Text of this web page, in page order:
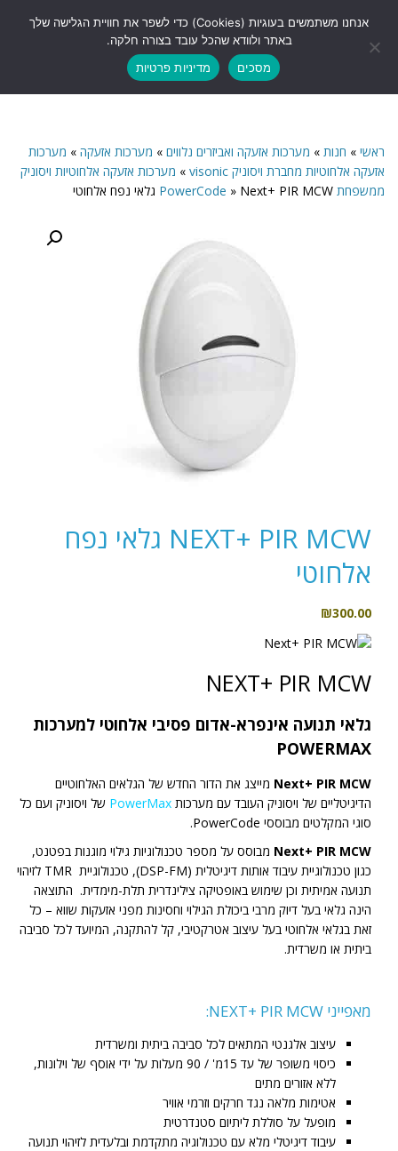
תפריט
ראשי » חנות » מערכות אזעקה ואביזרים נלווים » מערכות אזעקה » מערכות
אזעקה אלחוטיות מחברת ויסוניק visonic
» מערכות אזעקה אלחוטיות ויסוניק
ממשפחת PowerCode
» Next+ PIR MCW גלאי נפח אלחוטי
NEXT+ PIR MCW גלאי נפח
אלחוטי
₪300.00
NEXT+ PIR MCW
גלאי תנועה אינפרא-אדום פסיבי אלחוטי למערכות
POWERMAX
Next+ PIR MCW מייצג את הדור החדש של הגלאים האלחוטיים
הדיגיטליים של ויסוניק העובד עם מערכות PowerMax של ויסוניק ועם כל
סוגי המקלטים מבוססי PowerCode.
Next+ PIR MCW מבוסס על מספר טכנולוגיות גילוי מוגנות בפטנט,
כגון טכנולוגיית עיבוד אותות דיגיטלית (DSP-FM), טכנולוגיית TMR לזיהוי
תנועה אמיתית וכן שימוש באופטיקה צילינדרית תלת-מימדית. התוצאה
הינה גלאי בעל דיוק מרבי ביכולת הגילוי וחסינות מפני אזעקות שווא – כל
זאת בגלאי אלחוטי בעל עיצוב אטרקטיבי, קל להתקנה, המיועד לכל סביבה
ביתית או משרדית.
מאפייני NEXT+ PIR MCW:
עיצוב אלגנטי המתאים לכל סביבה ביתית ומשרדית
כיסוי משופר של עד 15מ' / 90 מעלות על ידי אוסף של וילונות,
ללא אזורים מתים
אטימות מלאה נגד חרקים וזרמי אוויר
מופעל על סוללת ליתיום סטנדרטית
עיבוד דיגיטלי מלא עם טכנולוגיה מתקדמת ובלעדית לזיהוי תנועה
אנחנו משתמשים בעוגיות (Cookies) כדי לשפר את חוויית הגלישה שלך
באתר ולוודא שהכל עובד בצורה חלקה.
מסכים
מדיניות פרטיות